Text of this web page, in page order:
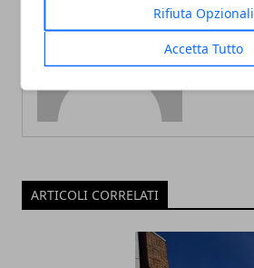
Rifiuta Opzionali
Accetta Tutto
Redazione
ARTICOLI CORRELATI